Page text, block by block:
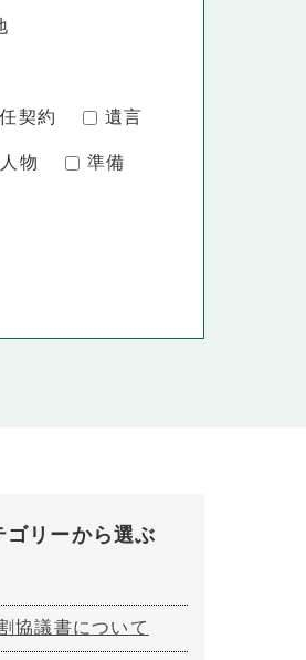
契約 遺言
物 準備
ゴリーから選ぶ
協議書について